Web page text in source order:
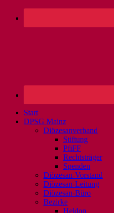
Start
DPSG Mainz
Diözesanverband
Stiftung
PfiFF
Rechtsträger
Spenden
Diözesan-Vorstand
Diözesan-Leitung
Diözesan-Büro
Bezirke
Heldon